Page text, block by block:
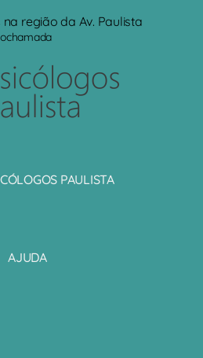
região da Av. Paulista
PAULISTA
AJUDA